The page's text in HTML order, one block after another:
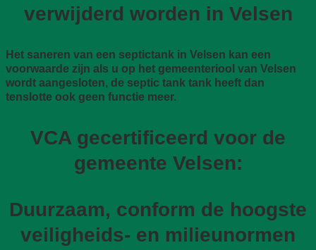
verwijderd worden in Velsen
Het saneren van een septictank in Velsen kan een
voorwaarde zijn als u op het gemeenteriool van Velsen
wordt aangesloten, de septic tank tank heeft dan
tenslotte ook geen functie meer.
VCA gecertificeerd voor de
gemeente Velsen:
Duurzaam, conform de hoogste
veiligheids- en milieunormen